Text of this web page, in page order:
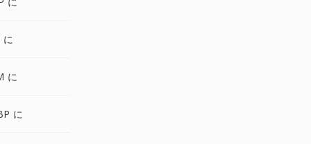
に
に
に